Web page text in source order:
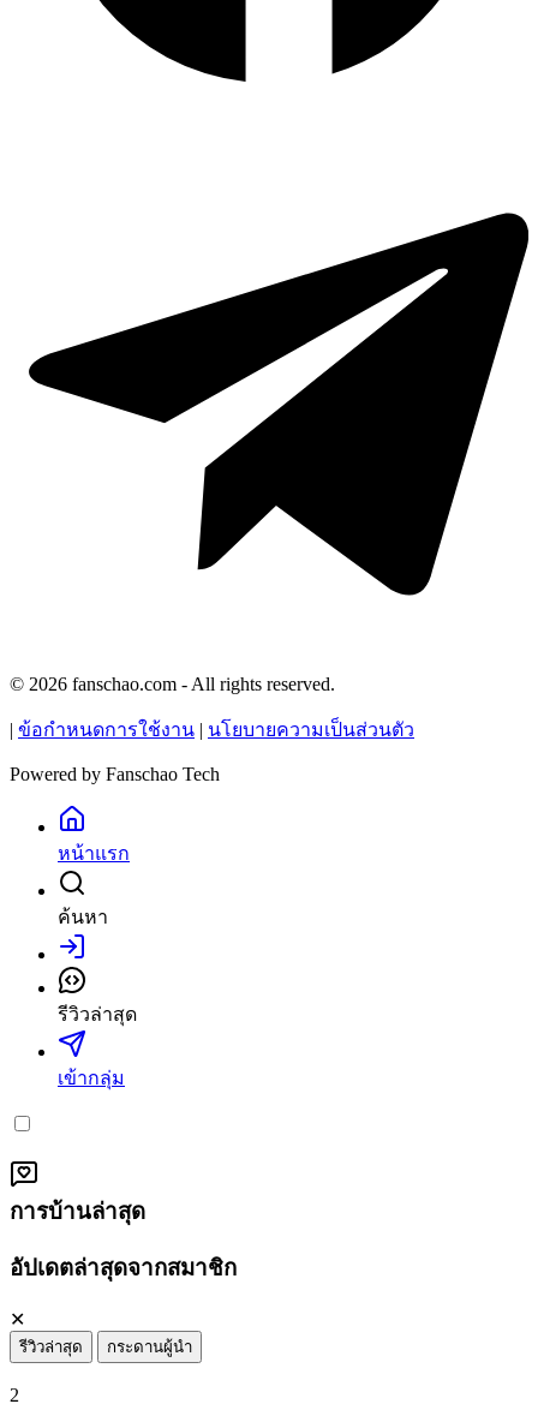
© 2026 fanschao.com - All rights reserved.
| ข้อกำหนดการใช้งาน | นโยบายความเป็นส่วนตัว
Powered by Fanschao Tech
หน้าแรก
ค้นหา
เข้าสู่ระบบ
รีวิวล่าสุด
เข้ากลุ่ม
การบ้านล่าสุด
อัปเดตล่าสุดจากสมาชิก
✕
รีวิวล่าสุด กระดานผู้นำ
2